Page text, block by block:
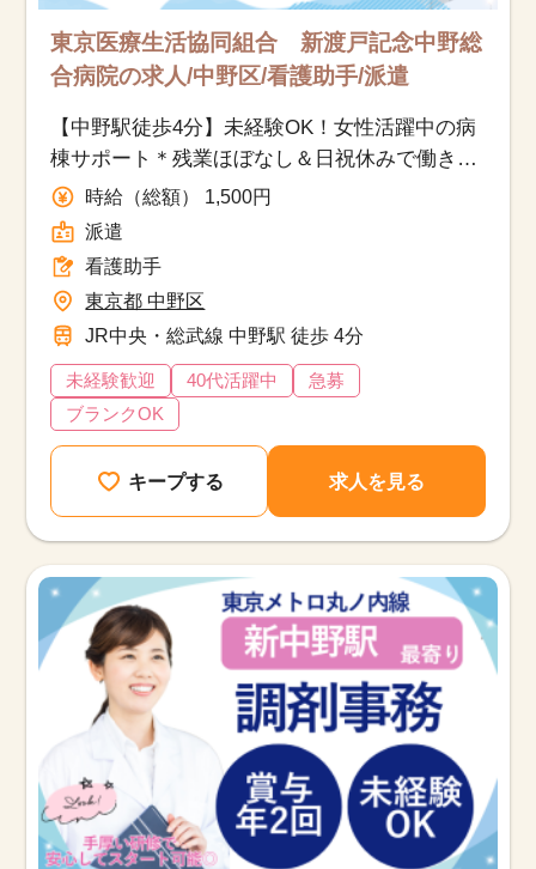
東京医療生活協同組合 新渡戸記念中野総
合病院の求人/中野区/看護助手/派遣
【中野駅徒歩4分】未経験OK！女性活躍中の病
棟サポート＊残業ほぼなし＆日祝休みで働きや
すい♪時給（総額） 1,500円
派遣
看護助手
東京都 中野区
JR中央・総武線 中野駅 徒歩 4分
未経験歓迎 40代活躍中
急募
ブランクOK
キープする 求人を見る